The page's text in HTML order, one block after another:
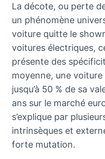
La décote, ou perte
un phénomène
voiture quitte le
voitures électriques,
présente des
moyenne, une
jusqu’à 50 % de sa
ans sur le marché
s’explique par
intrinsèques et
forte mutation.